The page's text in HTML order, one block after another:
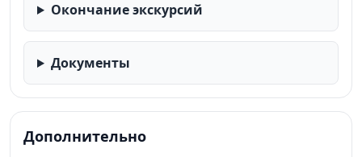
Окончание экскурсий
Документы
Дополнительно